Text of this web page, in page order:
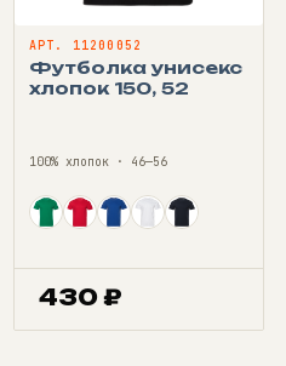
АРТ. 11200052
Футболка унисекс
хлопок 150, 52
100% хлопок · 46—56
430 ₽